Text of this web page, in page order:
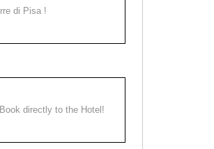
di Pisa !
directly to the Hotel!